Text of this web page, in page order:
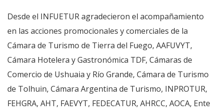
Desde el INFUETUR agradecieron el acompañamiento
en las acciones promocionales y comerciales de la
Cámara de Turismo de Tierra del Fuego, AAFUVYT,
Cámara Hotelera y Gastronómica TDF, Cámaras de
Comercio de Ushuaia y Río Grande, Cámara de Turismo
de Tolhuin, Cámara Argentina de Turismo, INPROTUR,
FEHGRA, AHT, FAEVYT, FEDECATUR, AHRCC, AOCA, Ente